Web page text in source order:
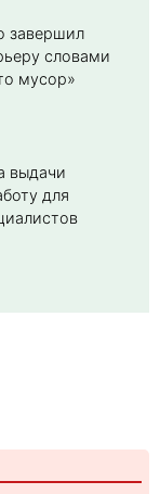
завершил
словами
мусор»
выдачи
для